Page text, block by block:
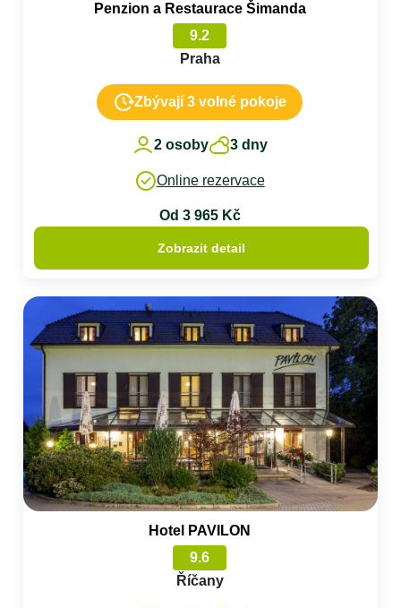
Penzion a Restaurace Šimanda
9.2
Praha
Zbývají 3 volné pokoje
2 osoby 3 dny
Online rezervace
Od 3 965 Kč
Zobrazit detail
Hotel PAVILON
9.6
Říčany